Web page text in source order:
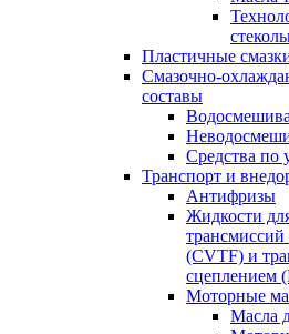
Пластичные
Смазочно-
составы
Средства по
Транспорт и
Антифризы
Жидкости
трансмиссий
(CVTF) и
сцеплением
Моторные
Масла